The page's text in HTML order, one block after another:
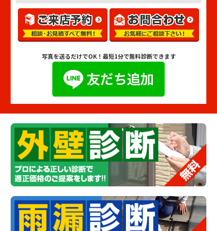
写真を送るだけでOK！ 最短1分で無料診断できます